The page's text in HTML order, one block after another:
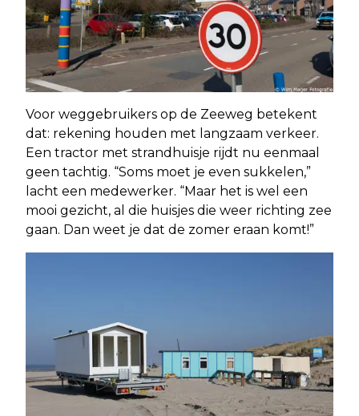
Voor weggebruikers op de Zeeweg betekent
dat: rekening houden met langzaam verkeer.
Een tractor met strandhuisje rijdt nu eenmaal
geen tachtig. “Soms moet je even sukkelen,”
lacht een medewerker. “Maar het is wel een
mooi gezicht, al die huisjes die weer richting zee
gaan. Dan weet je dat de zomer eraan komt!”